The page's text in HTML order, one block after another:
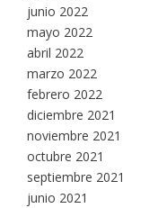
junio 2022
mayo 2022
abril 2022
marzo 2022
febrero 2022
diciembre 2021
noviembre 2021
octubre 2021
septiembre 2021
junio 2021